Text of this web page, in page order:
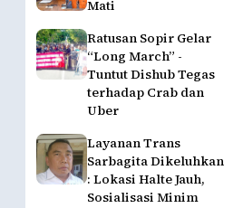
Mati
Ratusan Sopir Gelar
“Long March” -
Tuntut Dishub Tegas
terhadap Crab dan
Uber
Layanan Trans
Sarbagita Dikeluhkan
: Lokasi Halte Jauh,
Sosialisasi Minim